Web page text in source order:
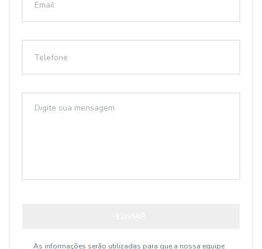
As informações serão utilizadas para que a nossa equipe